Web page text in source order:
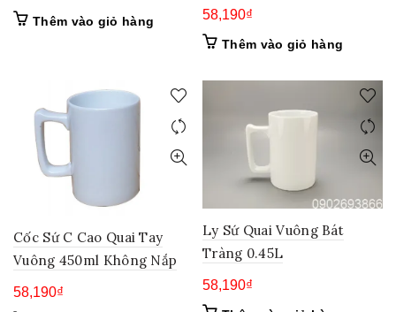
Thêm vào giỏ hàng 58,190₫
Thêm vào giỏ hàng
Cốc Sứ C Cao Quai Tay
Vuông 450ml Không Nắp
58,190₫
Ly Sứ Quai Vuông Bát
Tràng 0.45L
58,190₫